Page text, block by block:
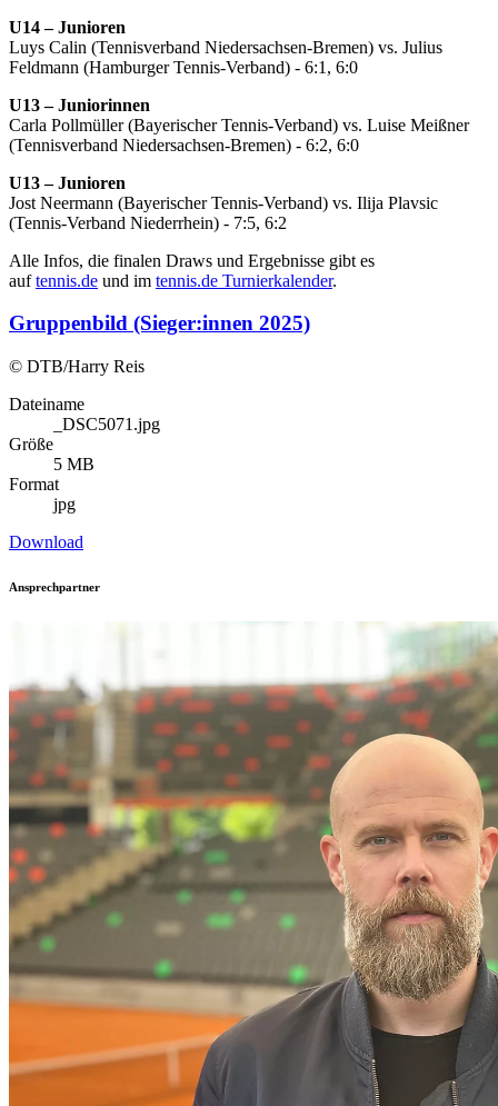
U14 – Junioren
Luys Calin (Tennisverband Niedersachsen-Bremen) vs. Julius
Feldmann (Hamburger Tennis-Verband) - 6:1, 6:0
U13 – Juniorinnen
Carla Pollmüller (Bayerischer Tennis-Verband) vs. Luise Meißner
(Tennisverband Niedersachsen-Bremen) - 6:2, 6:0
U13 – Junioren
Jost Neermann (Bayerischer Tennis-Verband) vs. Ilija Plavsic
(Tennis-Verband Niederrhein) - 7:5, 6:2
Alle Infos, die finalen Draws und Ergebnisse gibt es
auftennis.de und im tennis.de Turnierkalender.
Gruppenbild (Sieger:innen 2025)
© DTB/Harry Reis
Dateiname
_DSC5071.jpg
Größe
5 MB
Format
jpg
Download
Ansprechpartner